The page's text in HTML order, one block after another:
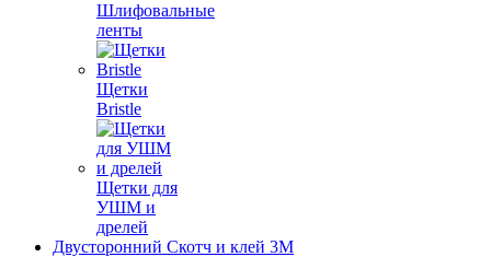
Шлифовальные
ленты
Щетки
Bristle
Щетки для
УШМ и
дрелей
Двусторонний Скотч и клей 3М